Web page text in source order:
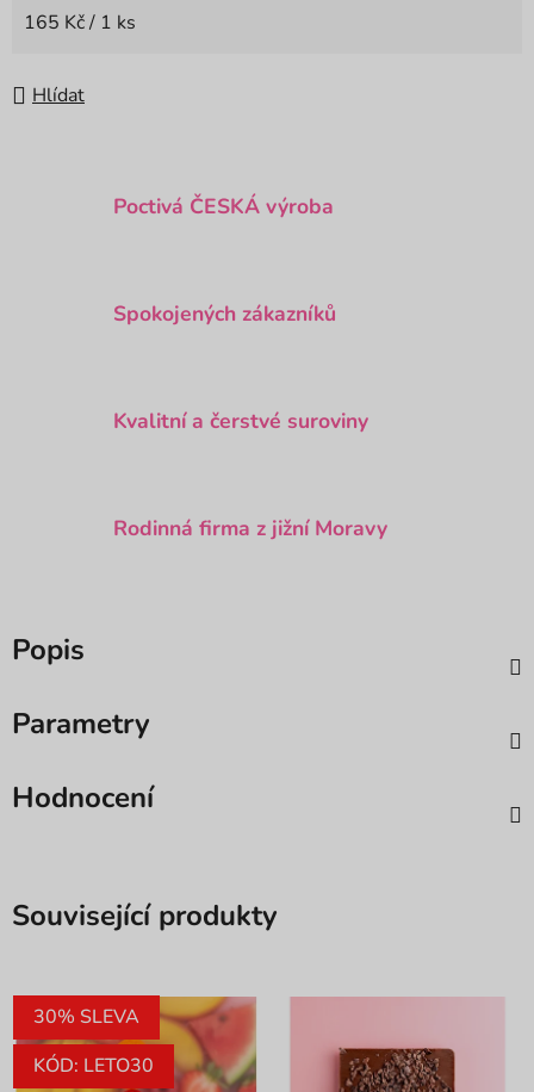
Měrná cena:
165 Kč / 1 ks
Hlídat
Poctivá ČESKÁ výroba
Spokojených zákazníků
Kvalitní a čerstvé suroviny
Rodinná firma z jižní Moravy
Popis
Parametry
Hodnocení
Související produkty
30% SLEVA
KÓD: LETO30